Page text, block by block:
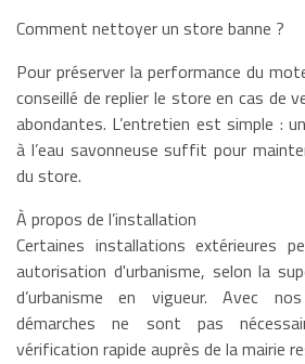
Comment nettoyer un store banne ?
Pour préserver la performance du
conseillé de replier le store en cas de
abondantes. L’entretien est simple :
à l’eau savonneuse suffit pour
du store.
À propos de l’installation
Certaines installations extérieures
autorisation d'urbanisme, selon la
d’urbanisme en vigueur. Avec
démarches ne sont pas
vérification rapide auprès de la mairie